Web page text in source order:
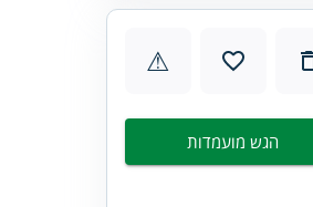
⚠
הגש מועמדות